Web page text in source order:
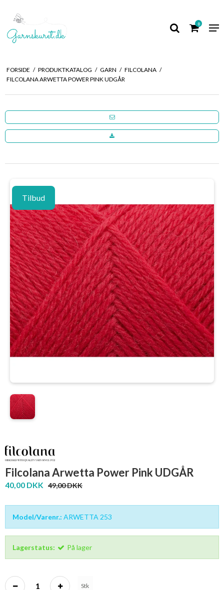
0
FORSIDE / PRODUKTKATALOG / GARN / FILCOLANA /
FILCOLANA ARWETTA POWER PINK UDGÅR
Tilbud
Filcolana Arwetta Power Pink UDGÅR
40,00 DKK 49,00 DKK
Model/Varenr.: ARWETTA 253
Lagerstatus: På lager
Stk